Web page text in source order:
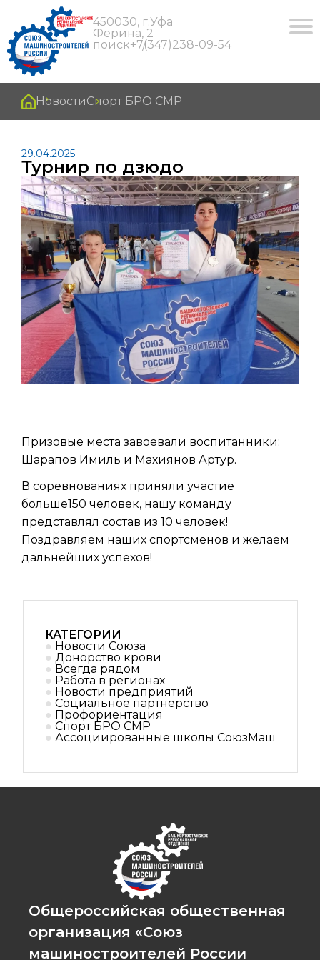
450030, г.Уфа
Ферина, 2
поиск+7(347)238-09-54
НовостиСпорт БРО СМР
29.04.2025
Турнир по дзюдо
Призовые места завоевали воспитанники:
Шарапов Имиль и Махиянов Артур.
В соревнованиях приняли участие
больше150 человек, нашу команду
представлял состав из 10 человек!
Поздравляем наших спортсменов и желаем
дальнейших успехов!
КАТЕГОРИИ
Новости Союза
Донорство крови
Всегда рядом
Работа в регионах
Новости предприятий
Социальное партнерствo
Профориентация
Спорт БРО СМР
Ассоциированные школы СоюзМаш
Общероссийская общественная
организация «Союз
машиностроителей России